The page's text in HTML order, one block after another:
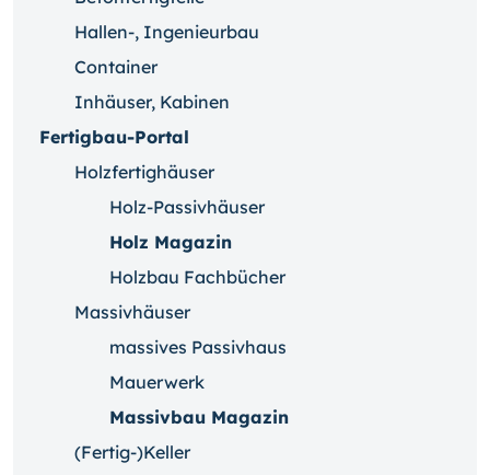
Hallen-, Ingenieurbau
Container
Inhäuser, Kabinen
Fertigbau-Portal
Holzfertighäuser
Holz-Passivhäuser
Holz Magazin
Holzbau Fachbücher
Massivhäuser
massives Passivhaus
Mauerwerk
Massivbau Magazin
(Fertig-)Keller